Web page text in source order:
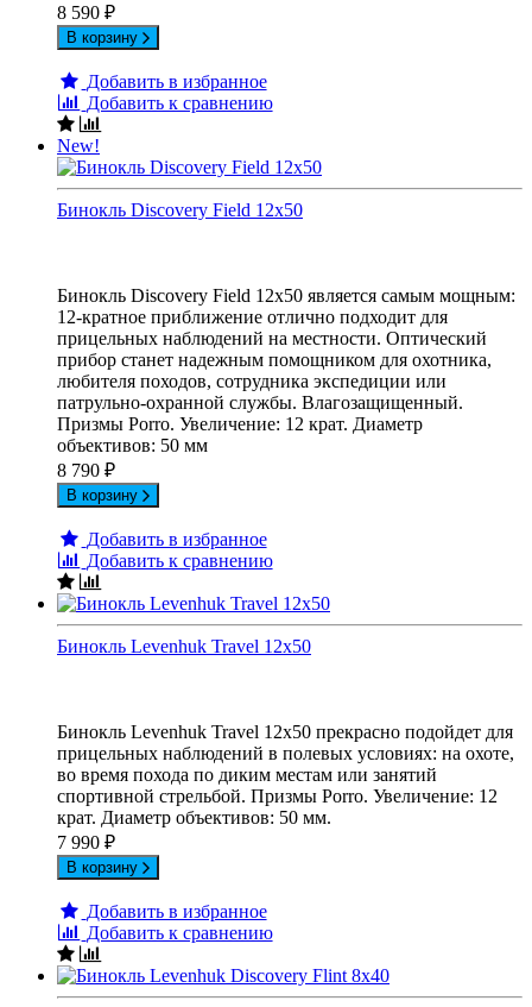
8 590 ₽
В корзину
Добавить в избранное
Добавить к сравнению
New!
Бинокль Discovery Field 12x50
Бинокль Discovery Field 12x50 является самым мощным:
12-кратное приближение отлично подходит для
прицельных наблюдений на местности. Оптический
прибор станет надежным помощником для охотника,
любителя походов, сотрудника экспедиции или
патрульно-охранной службы. Влагозащищенный.
Призмы Porro. Увеличение: 12 крат. Диаметр
объективов: 50 мм
8 790 ₽
В корзину
Добавить в избранное
Добавить к сравнению
Бинокль Levenhuk Travel 12x50
Бинокль Levenhuk Travel 12x50 прекрасно подойдет для
прицельных наблюдений в полевых условиях: на охоте,
во время похода по диким местам или занятий
спортивной стрельбой. Призмы Porro. Увеличение: 12
крат. Диаметр объективов: 50 мм.
7 990 ₽
В корзину
Добавить в избранное
Добавить к сравнению